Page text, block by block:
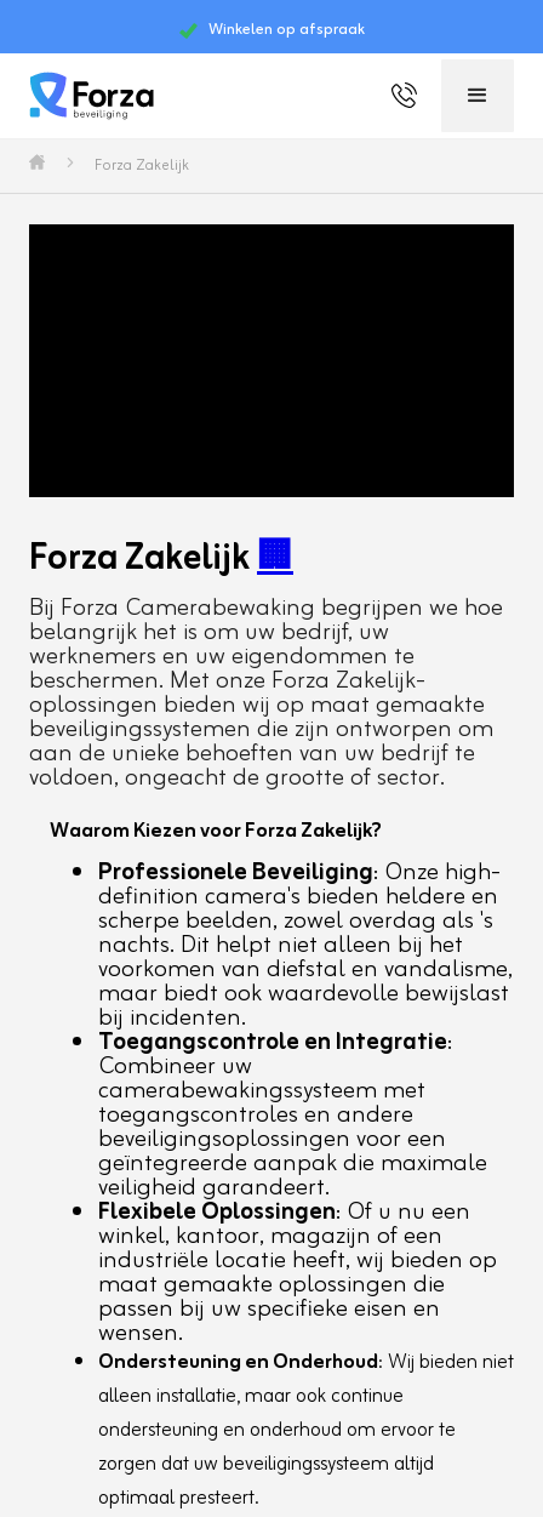
Winkelen op afspraak
Slide 2 of 4.
Forza Zakelijk
Forza Zakelijk🏢
Bij Forza Camerabewaking begrijpen we hoe
belangrijk het is om uw bedrijf, uw
werknemers en uw eigendommen te
beschermen. Met onze Forza Zakelijk-
oplossingen bieden wij op maat gemaakte
beveiligingssystemen die zijn ontworpen om
aan de unieke behoeften van uw bedrijf te
voldoen, ongeacht de grootte of sector.
Waarom Kiezen voor Forza Zakelijk?
Professionele Beveiliging: Onze high-
definition camera's bieden heldere en
scherpe beelden, zowel overdag als 's
nachts. Dit helpt niet alleen bij het
voorkomen van diefstal en vandalisme,
maar biedt ook waardevolle bewijslast
bij incidenten.
Toegangscontrole en Integratie:
Combineer uw
camerabewakingssysteem met
toegangscontroles en andere
beveiligingsoplossingen voor een
geïntegreerde aanpak die maximale
veiligheid garandeert.
Flexibele Oplossingen: Of u nu een
winkel, kantoor, magazijn of een
industriële locatie heeft, wij bieden op
maat gemaakte oplossingen die
passen bij uw specifieke eisen en
wensen.
Ondersteuning en Onderhoud: Wij bieden niet
alleen installatie, maar ook continue
ondersteuning en onderhoud om ervoor te
zorgen dat uw beveiligingssysteem altijd
optimaal presteert.